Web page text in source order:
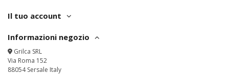
Il tuo account
Informazioni negozio
Grilca SRL
Via Roma 152
88054 Sersale Italy